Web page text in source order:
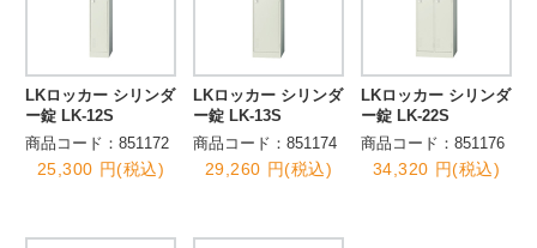
LKロッカー シリンダ
ー錠 LK-12S
商品コード：851172
25,300 円(税込)
LKロッカー シリンダ
ー錠 LK-13S
商品コード：851174
29,260 円(税込)
LKロッカー シリンダ
ー錠 LK-22S
商品コード：851176
34,320 円(税込)